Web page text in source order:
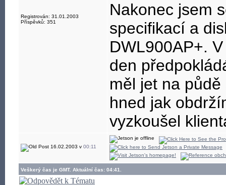
Registrován: 31.01.2003
Příspěvků: 351
Nakonec jsem
specifikací a
DWL900AP+.
den
měl jet na
hned jak
vyzkoušel
16.02.2003 v 00:11
Veškerý čas je GMT. Aktuální čas: 04:41.